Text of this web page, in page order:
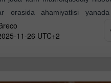
orasida ahamiyatlisi yanada
uzoq muddatli tovarlar
ajralib turadi. Bu hisobot
11-26 UTC+2